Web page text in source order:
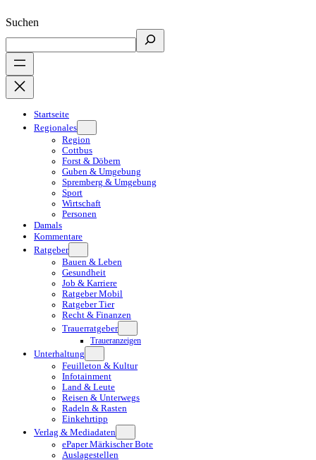
Suchen
Startseite
Regionales
Region
Cottbus
Forst & Döbern
Guben & Umgebung
Spremberg & Umgebung
Sport
Wirtschaft
Personen
Damals
Kommentare
Ratgeber
Bauen & Leben
Gesundheit
Job & Karriere
Ratgeber Mobil
Ratgeber Tier
Recht & Finanzen
Trauerratgeber
Traueranzeigen
Unterhaltung
Feuilleton & Kultur
Infotainment
Land & Leute
Reisen & Unterwegs
Radeln & Rasten
Einkehrtipp
Verlag & Mediadaten
ePaper Märkischer Bote
Auslagestellen